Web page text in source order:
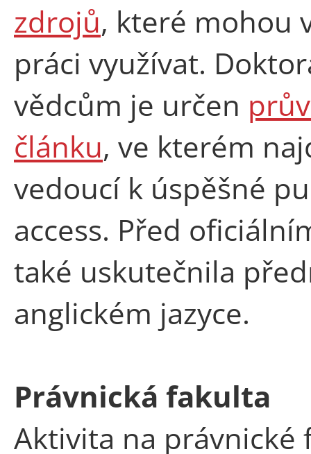
zdrojů, které mohou
práci využívat.
vědcům je určen
článku, ve kterém
vedoucí k úspěšné
access. Před
také uskutečnila
anglickém jazyce.
Právnická fakulta
Aktivita na právnické